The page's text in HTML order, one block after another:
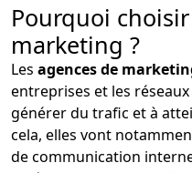
Pourquoi
marketing ?
Les agences de
entreprises et les
générer du trafic et à
cela, elles vont
de communication